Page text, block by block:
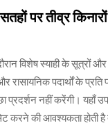
पर तीव्र
विशेष स्याही के सूत्रों
पदार्थों के
नहीं करेंगी। यहाँ
करने की आवश्यकता होती